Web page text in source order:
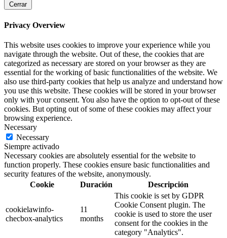
Cerrar
Privacy Overview
This website uses cookies to improve your experience while you
navigate through the website. Out of these, the cookies that are
categorized as necessary are stored on your browser as they are
essential for the working of basic functionalities of the website. We
also use third-party cookies that help us analyze and understand how
you use this website. These cookies will be stored in your browser
only with your consent. You also have the option to opt-out of these
cookies. But opting out of some of these cookies may affect your
browsing experience.
Necessary
Necessary
Siempre activado
Necessary cookies are absolutely essential for the website to
function properly. These cookies ensure basic functionalities and
security features of the website, anonymously.
Cookie
Duración Descripción
cookielawinfo-
checbox-analytics
11
months
This cookie is set by GDPR
Cookie Consent plugin. The
cookie is used to store the user
consent for the cookies in the
category "Analytics".